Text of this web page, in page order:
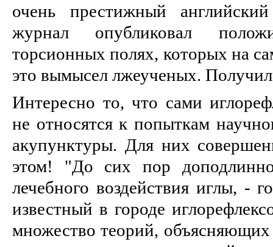
очень престижный
журнал опубликовал
торсионных полях, которых на
это вымысел лжеученых.
Интересно то, что сами
не относятся к попыткам
акупунктуры. Для них
этом! "До сих пор доподлинно
лечебного воздействия иглы, -
известный в городе
множество теорий, объясняющих